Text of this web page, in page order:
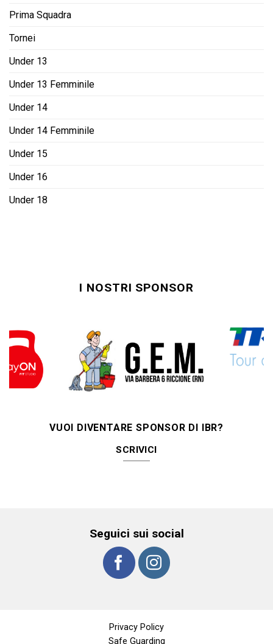
Prima Squadra
Tornei
Under 13
Under 13 Femminile
Under 14
Under 14 Femminile
Under 15
Under 16
Under 18
I NOSTRI SPONSOR
VUOI DIVENTARE SPONSOR DI IBR?
SCRIVICI
Seguici sui social
Privacy Policy
Safe Guarding